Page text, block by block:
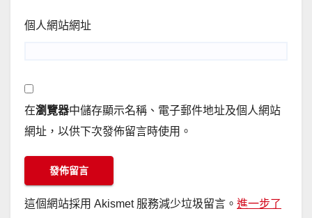
個人網站網址
在瀏覽器中儲存顯示名稱、電子郵件地址及個人網站
網址，以供下次發佈留言時使用。
這個網站採用 Akismet 服務減少垃圾留言。 進一步了